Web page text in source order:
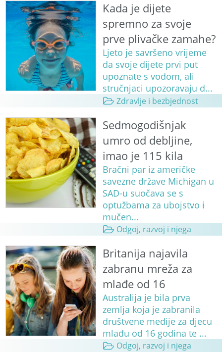
Kada je dijete
spremno za svoje
prve plivačke zamahe?
Ljeto je savršeno vrijeme
da svoje dijete prvi put
upoznate s vodom, ali
stručnjaci upozoravaju d...
Zdravlje i bezbjednost
Sedmogodišnjak
umro od debljine,
imao je 115 kila
Bračni par iz američke
savezne države Michigan u
SAD-u suočava se s
optužbama za ubojstvo i
mučen...
Odgoj, razvoj i njega
Britanija najavila
zabranu mreža za
mlađe od 16
Australija je bila prva
zemlja koja je zabranila
društvene medije za djecu
mlađu od 16 godina te ...
Odgoj, razvoj i njega